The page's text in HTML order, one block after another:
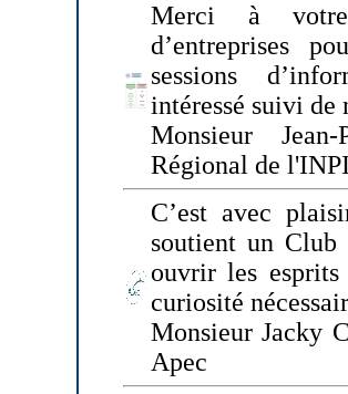
Merci à
d’entreprises
sessions
intéressé suivi de
Monsieur
Régional de
C’est avec
soutient un Club
ouvrir les
curiosité
Monsieur Jacky
Apec